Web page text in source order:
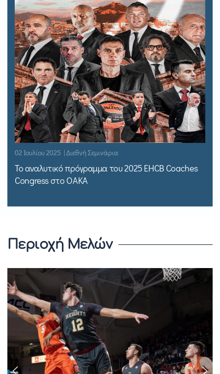
02 Ιουλίου 2025 | Διεθνή Σεμινάρια
Το αναλυτικό πρόγραμμα του 2025 EHCB Coaches
Congress στο ΟΑΚΑ
Περιοχή Μελών